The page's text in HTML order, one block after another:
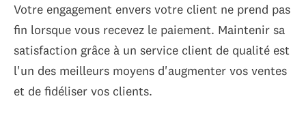
Votre engagement envers votre client ne prend pas
fin lorsque vous recevez le paiement. Maintenir sa
satisfaction grâce à un service client de qualité est
l'un des meilleurs moyens d'augmenter vos ventes
et de fidéliser vos clients.